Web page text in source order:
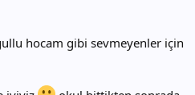
hocam gibi sevmeyenler için